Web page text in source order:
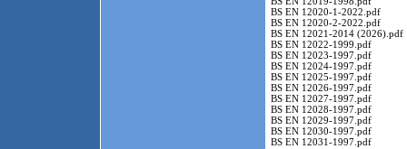
BS EN 12020-1-2022.pdf
BS EN 12020-2-2022.pdf
BS EN 12021-2014 (2026).pdf
BS EN 12022-1999.pdf
BS EN 12023-1997.pdf
BS EN 12024-1997.pdf
BS EN 12025-1997.pdf
BS EN 12026-1997.pdf
BS EN 12027-1997.pdf
BS EN 12028-1997.pdf
BS EN 12029-1997.pdf
BS EN 12030-1997.pdf
BS EN 12031-1997.pdf